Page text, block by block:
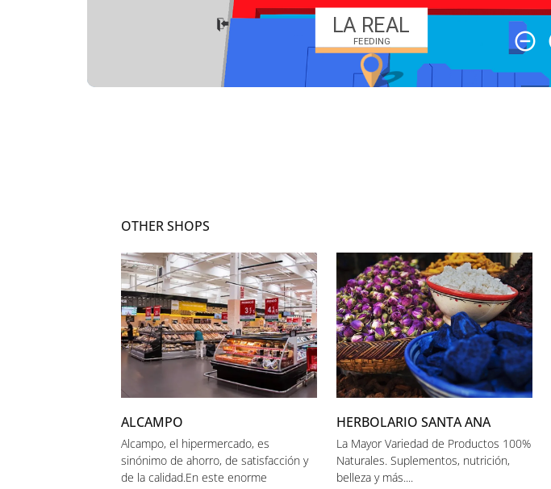
OTHER SHOPS
ALCAMPO
Alcampo, el hipermercado, es
sinónimo de ahorro, de satisfacción y
de la calidad.En este enorme
HERBOLARIO SANTA ANA
La Mayor Variedad de Productos 100%
Naturales. Suplementos, nutrición,
belleza y más....